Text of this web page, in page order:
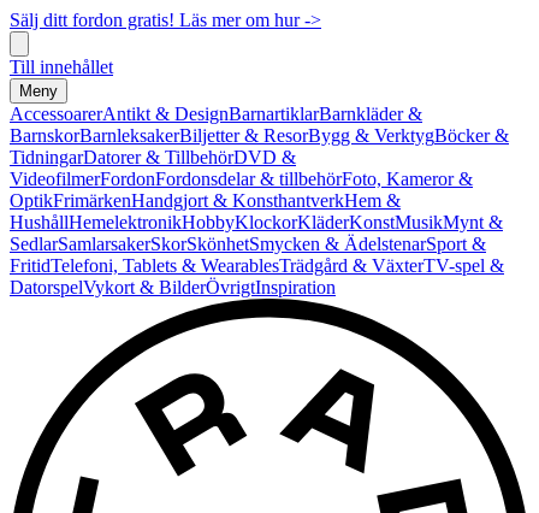
Sälj ditt fordon gratis! Läs mer om hur ->
Till innehållet
Meny
AccessoarerAntikt & DesignBarnartiklarBarnkläder &
BarnskorBarnleksakerBiljetter & ResorBygg & VerktygBöcker &
TidningarDatorer & TillbehörDVD &
VideofilmerFordonFordonsdelar & tillbehörFoto, Kameror &
OptikFrimärkenHandgjort & KonsthantverkHem &
HushållHemelektronikHobbyKlockorKläderKonstMusikMynt &
SedlarSamlarsakerSkorSkönhetSmycken & ÄdelstenarSport &
FritidTelefoni, Tablets & WearablesTrädgård & VäxterTV-spel &
DatorspelVykort & BilderÖvrigtInspiration